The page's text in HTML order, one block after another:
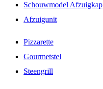
Schouwmodel Afzuigkap
Afzuigunit
Pizzarette
Gourmetstel
Steengrill